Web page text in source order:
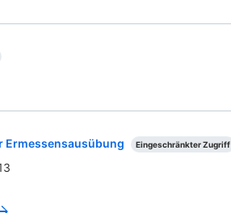
Ermessensausübung Eingeschränkter Zugriff